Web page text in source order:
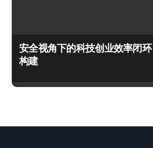
安全视角下的科技创业效率闭环
构建